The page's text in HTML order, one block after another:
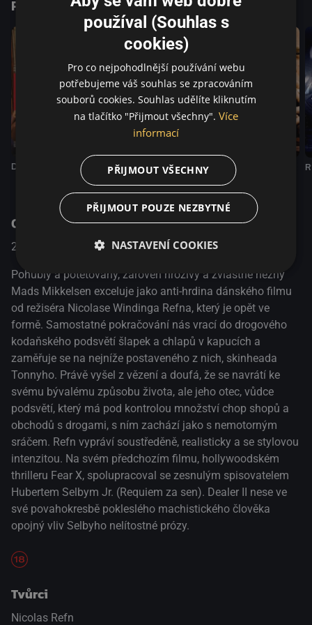
intenzitou. Na svém předchozím filmu, hollywoodském
thrilleru Fear X, spolupracoval se zesnulým spisovatelem
Hubertem Selbym Jr. (Requiem za sen). Dealer II nese ve
své povahokresbě pokleslého machistického člověka
opojný vliv Selbyho nelítostné prózy.
Podobné tituly
Dealer III Neon Demon Goliáš
O pořadu
2004 Dánsko / Srbsko Akční / Krimi / Drama / Thriller
Pohublý a potetovaný, zároveň hrozivý a zvláštně něžný
Mads Mikkelsen exceluje jako anti-hrdina dánského filmu
od režiséra Nicolase Windinga Refna, který je opět ve
formě. Samostatné pokračování nás vrací do drogového
kodaňského podsvětí šlapek a chlapů v kapucích a
zaměřuje se na nejníže postaveného z nich, skinheada
Tonnyho. Právě vyšel z vězení a doufá, že se navrátí ke
svému bývalému způsobu života, ale jeho otec, vůdce
podsvětí, který má pod kontrolou množství chop shopů a
obchodů s drogami, s ním zachází jako s nemotorným
sráčem. Refn vypráví soustředěně, realisticky a se stylovou
intenzitou. Na svém předchozím filmu, hollywoodském
thrilleru Fear X, spolupracoval se zesnulým spisovatelem
Hubertem Selbym Jr. (Requiem za sen). Dealer II nese ve
své povahokresbě pokleslého machistického člověka
opojný vliv Selbyho nelítostné prózy.
Tvůrci
Nicolas Refn
používal (Souhlas s
cookies)
Pro co nejpohodlnější používání webu
potřebujeme váš souhlas se zpracováním
souborů cookies. Souhlas udělíte kliknutím
na tlačítko "Přijmout všechny". Více
informací
PŘIJMOUT VŠECHNY
PŘIJMOUT POUZE NEZBYTNÉ
NASTAVENÍ COOKIES